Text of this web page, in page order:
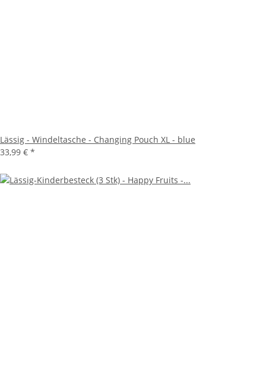
Lässig - Windeltasche - Changing Pouch XL - blue
33,99 € *